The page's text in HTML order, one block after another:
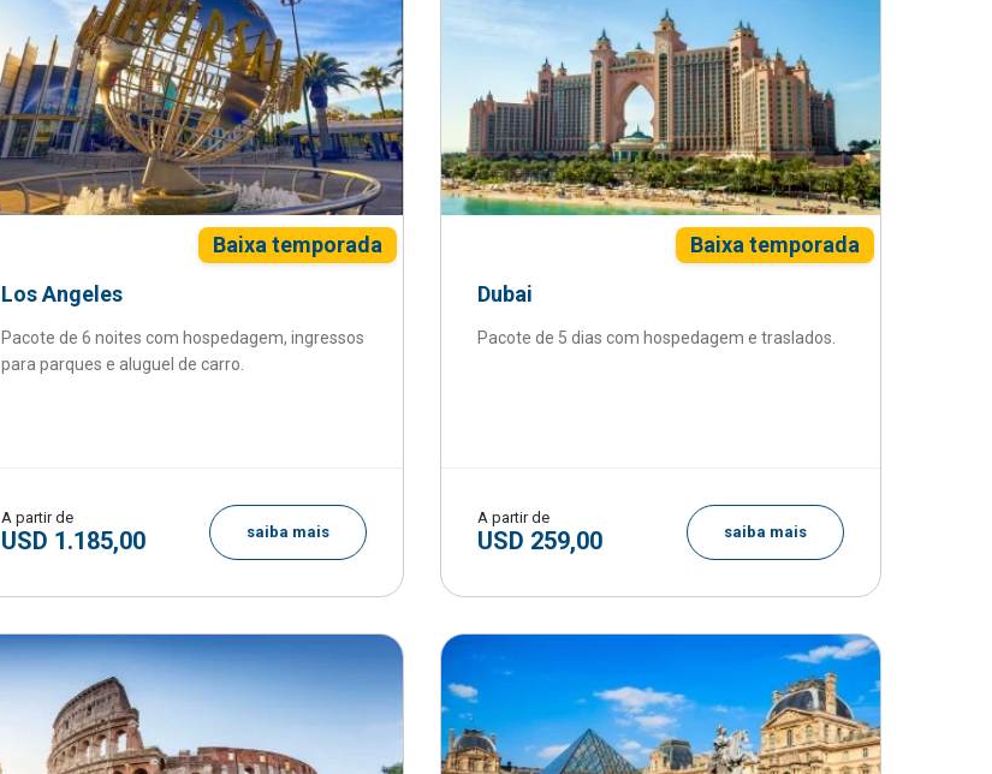
Baixa temporada
Los Angeles
Pacote de 6 noites com hospedagem, ingressos
para parques e aluguel de carro.
A partir de
USD 1.185,00 saiba mais
Baixa temporada
Dubai
Pacote de 5 dias com hospedagem e traslados.
A partir de
USD 259,00 saiba mais